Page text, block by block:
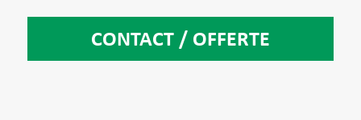
CONTACT / OFFERTE